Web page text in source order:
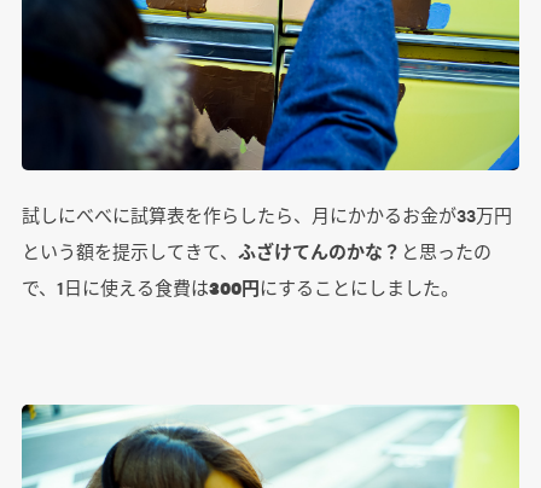
試しにべべに試算表を作らしたら、月にかかるお金が33万円
という額を提示してきて、 ふざけてんのかな？ と思ったの
で、1日に使える食費は300円にすることにしました。